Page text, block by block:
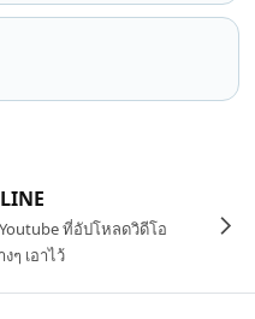
ที่อัปโหลดวิดีโอ
ๆ เอาไว้